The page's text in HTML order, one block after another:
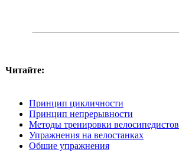
Читайте:
Принцип цикличности
Принцип непрерывности
Методы тренировки велосипедистов
Упражнения на велостанках
Обшие упражнения